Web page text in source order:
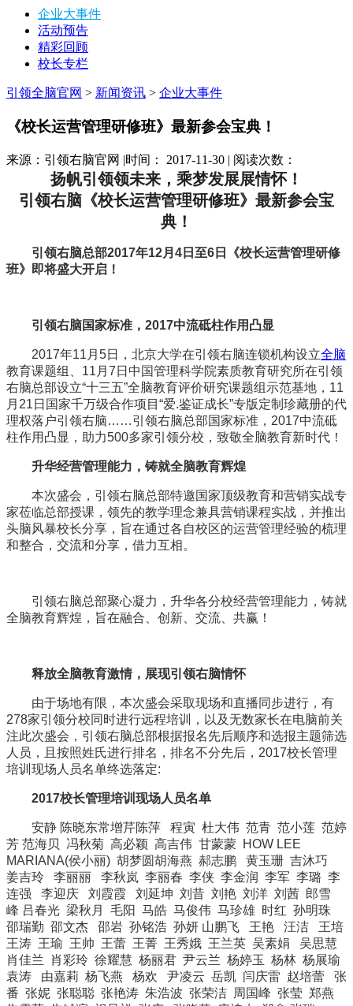
企业大事件
活动预告
精彩回顾
校长专栏
引领全脑官网 > 新闻资讯 > 企业大事件
《校长运营管理研修班》最新参会宝典！
来源：引领右脑官网 |时间： 2017-11-30 | 阅读次数：
扬帆引领领未来，乘梦发展展情怀！
引领右脑《校长运营管理研修班》最新参会宝
典！
引领右脑总部2017年12月4日至6日
《校长运营管理研修
班》
即将盛大开启！
引领右脑国家标准， 2017中流砥柱作用凸显
2017年11月5日，北京大学在引领右脑连锁机构设立全脑
教育课题组、11月7日中国管理科学院素质教育研究所在引领
右脑总部设立“十三五”全脑教育评价研究课题组示范基地，11
月21日国家千万级合作项目“爱.鉴证成长”专版定制珍藏册的代
理权落户引领右脑……引领右脑总部国家标准，2017中流砥
柱作用凸显，助力500多家引领分校，致敬全脑教育新时代！
升华经营管理能力， 铸就全脑教育辉煌
本次盛会，引领右脑总部特邀国家顶级教育和营销实战专
家莅临总部授课，领先的教学理念兼具营销课程实战，并推出
头脑风暴校长分享，旨在通过各自校区的运营管理经验的梳理
和整合，交流和分享，借力互相。
引领右脑总部聚心凝力，升华各分校经营管理能力，铸就
全脑教育辉煌，旨在融合、创新、交流、共赢！
释放全脑教育激情， 展现引领右脑情怀
由于场地有限，本次盛会采取现场和直播同步进行，有
278家引领分校同时进行远程培训，以及无数家长在电脑前关
注此次盛会，引领右脑总部根据报名先后顺序和选报主题筛选
人员，且按照姓氏进行排名，排名不分先后，2017校长管理
培训现场人员名单终选落定:
2017校长管理培训现场人员名单
安静 陈晓东常增芹陈萍 程寅 杜大伟 范青 范小莲 范婷
芳 范海贝 冯秋菊 高必颖 高吉伟 甘蒙蒙 HOW LEE
MARIANA(侯小丽) 胡梦圆胡海燕 郝志鹏 黄玉珊 吉沐巧
姜吉玲 李丽丽 李秋岚 李丽春 李侠 李金润 李军 李璐 李
连强 李迎庆 刘霞霞 刘延坤 刘昔 刘艳 刘洋 刘茜 郎雪
峰 吕春光 梁秋月 毛阳 马皓 马俊伟 马珍雄 时红 孙明珠
邵瑞勤 邵文杰 邵岩 孙铭浩 孙妍 山鹏飞 王艳 汪洁 王培
王涛 王瑜 王帅 王蕾 王菁 王秀娥 王兰英 吴素娟 吴思慧
肖佳兰 肖彩玲 徐耀慧 杨丽君 尹云兰 杨婷玉 杨林 杨展瑜
袁涛 由嘉莉 杨飞燕 杨欢 尹凌云 岳凯 闫庆雷 赵培蕾 张
番 张妮 张聪聪 张艳涛 朱浩波 张荣洁 周国峰 张莹 郑燕